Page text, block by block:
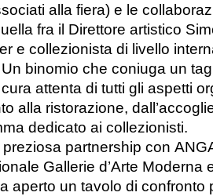
alla fiera) e le
fra il Direttore artistico
e collezionista di livello
binomio che coniuga un
attenta di tutti gli aspetti
alla ristorazione,
dedicato ai collezionisti.
partnership con
Gallerie d’Arte Moderna
aperto un tavolo di confronto